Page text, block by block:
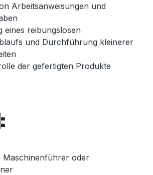
Arbeitsanweisungen und
eines reibungslosen
und Durchführung kleinerer
der gefertigten Produkte
Maschinenführer oder